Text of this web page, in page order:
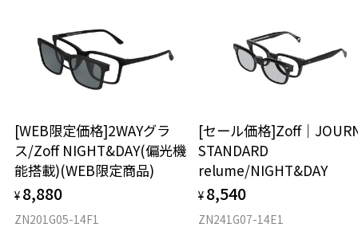
[WEB限定価格]2WAYグラ
ス/Zoff NIGHT&DAY(偏光機
能搭載)(WEB限定商品)
¥ 8,880
ZN201G05-14F1
[セール価格]Zoff｜
STANDARD
relume/NIGHT&DAY
¥ 8,540
ZN241G07-14E1